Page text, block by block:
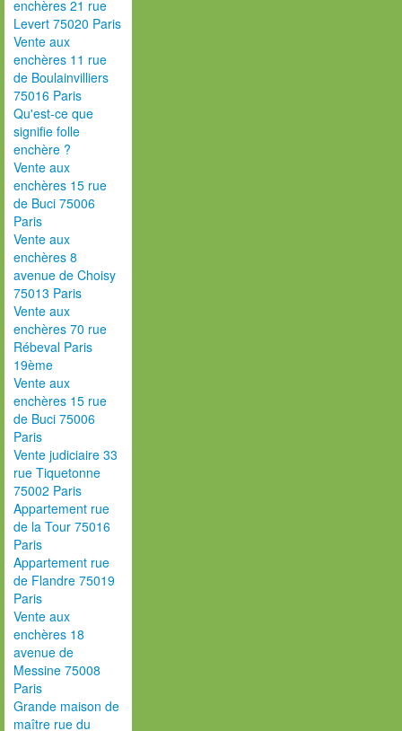
enchères 21 rue
Levert 75020 Paris
Vente aux
enchères 11 rue
de Boulainvilliers
75016 Paris
Qu'est-ce que
signifie folle
enchère ?
Vente aux
enchères 15 rue
de Buci 75006
Paris
Vente aux
enchères 8
avenue de Choisy
75013 Paris
Vente aux
enchères 70 rue
Rébeval Paris
19ème
Vente aux
enchères 15 rue
de Buci 75006
Paris
Vente judiciaire 33
rue Tiquetonne
75002 Paris
Appartement rue
de la Tour 75016
Paris
Appartement rue
de Flandre 75019
Paris
Vente aux
enchères 18
avenue de
Messine 75008
Paris
Grande maison de
maître rue du